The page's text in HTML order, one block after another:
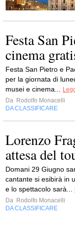
Festa San
cinema
Festa San Pietro e
per la giornata di
musei e cinema...
Da Rodolfo Monacelli
DA CLASSIFICARE
Lorenzo
attesa del
Domani 29 Giugno
cantante si esibirà in
e lo spettacolo sarà...
Da Rodolfo Monacelli
DA CLASSIFICARE